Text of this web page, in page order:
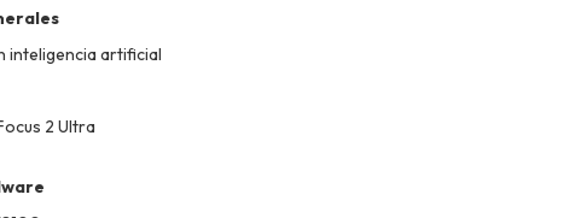
inteligencia artificial
2 Ultra